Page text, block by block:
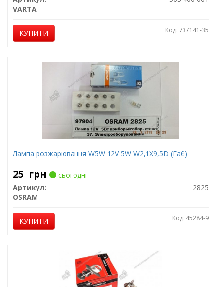
VARTA
КУПИТИ Код: 737141-35
Лампа розжарювання W5W 12V 5W W2,1X9,5D (Габ)
25 грн
сьогодні
Артикул:
2825
OSRAM
КУПИТИ Код: 45284-9